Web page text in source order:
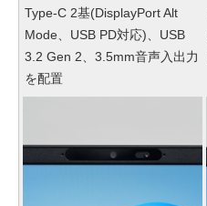
Type-C 2基(DisplayPort Alt
Mode、USB PD対応)、USB
3.2 Gen 2、3.5mm音声入出力
を配置